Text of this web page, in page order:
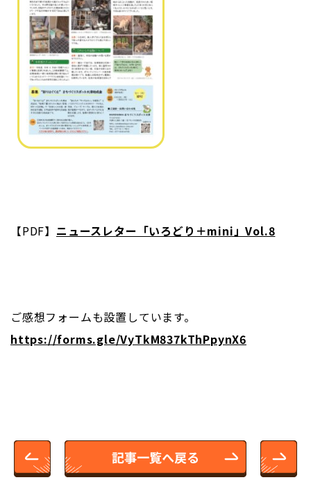
【PDF】 ニュースレター「いろどり＋mini」Vol.8
ご感想フォームも設置しています。
https://forms.gle/VyTkM837kThPpynX6